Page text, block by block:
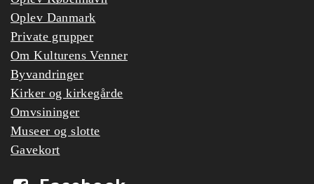
Oplev Danmark
Private grupper
Om Kulturens Venner
Byvandringer
Kirker og kirkegårde
Omvsininger
Museer og slotte
Gavekort